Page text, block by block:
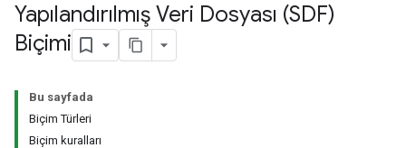
Yapılandırılmış Veri Dosyası (SDF)
Biçimi
Bu sayfada
Biçim Türleri
Biçim kuralları